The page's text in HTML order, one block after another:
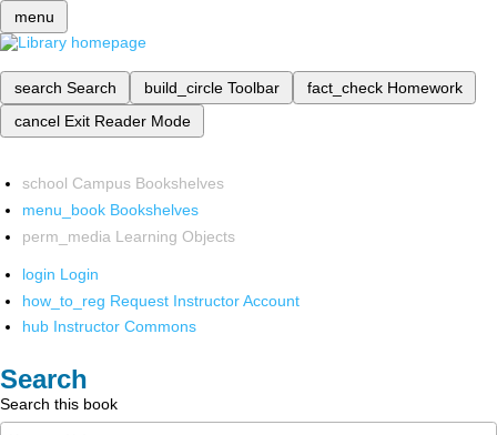
menu
search Search build_circle Toolbar fact_check Homework
cancel Exit Reader Mode
school Campus Bookshelves
menu_book Bookshelves
perm_media Learning Objects
login Login
how_to_reg Request Instructor Account
hub Instructor Commons
Search
Search this book